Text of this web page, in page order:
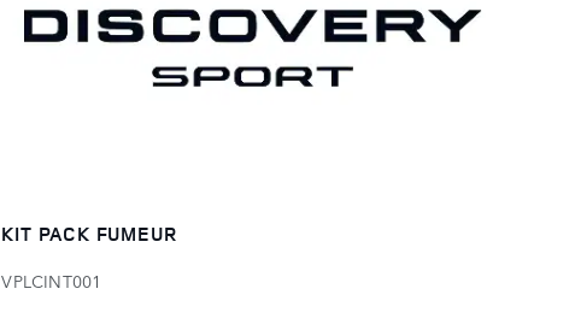
KIT PACK FUMEUR
VPLCINT001